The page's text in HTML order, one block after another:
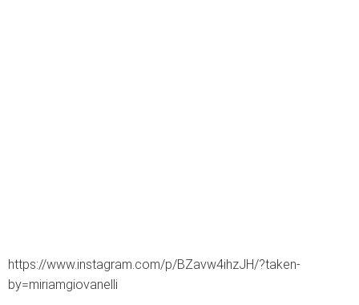
https://www.instagram.com/p/BZavw4ihzJH/?taken-
by=miriamgiovanelli